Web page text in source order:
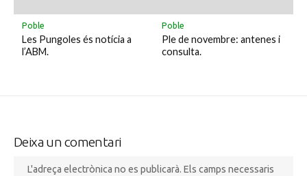
Poble
Les Pungoles és notícia a
l’ABM.
Poble
Ple de novembre: antenes i
consulta.
Deixa un comentari
L'adreça electrònica no es publicarà. Els camps necessaris